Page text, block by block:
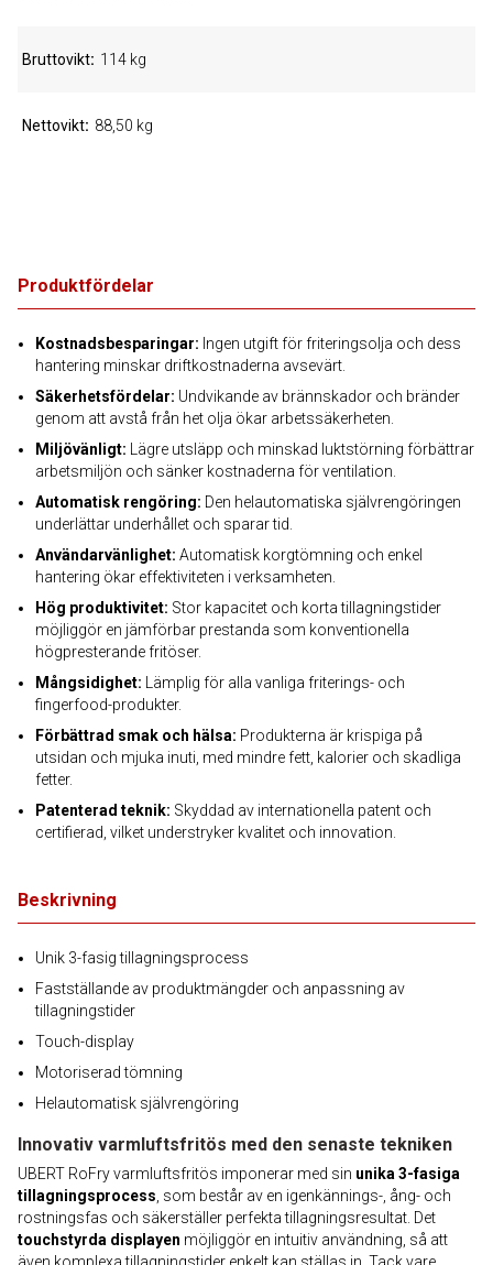
Produktfördelar
Kostnadsbesparingar: Ingen utgift för friteringsolja och dess
hantering minskar driftkostnaderna avsevärt.
Säkerhetsfördelar: Undvikande av brännskador och bränder
genom att avstå från het olja ökar arbetssäkerheten.
Miljövänligt: Lägre utsläpp och minskad luktstörning förbättrar
arbetsmiljön och sänker kostnaderna för ventilation.
Automatisk rengöring: Den helautomatiska självrengöringen
underlättar underhållet och sparar tid.
Användarvänlighet: Automatisk korgtömning och enkel
hantering ökar effektiviteten i verksamheten.
Hög produktivitet: Stor kapacitet och korta tillagningstider
möjliggör en jämförbar prestanda som konventionella
högpresterande fritöser.
Mångsidighet: Lämplig för alla vanliga friterings- och
fingerfood-produkter.
Förbättrad smak och hälsa: Produkterna är krispiga på
utsidan och mjuka inuti, med mindre fett, kalorier och skadliga
fetter.
Patenterad teknik: Skyddad av internationella patent och
certifierad, vilket understryker kvalitet och innovation.
Beskrivning
Unik 3-fasig tillagningsprocess
Fastställande av produktmängder och anpassning av
tillagningstider
Touch-display
Motoriserad tömning
Helautomatisk självrengöring
Innovativ varmluftsfritös med den senaste tekniken
UBERT RoFry varmluftsfritös imponerar med sin unika 3-fasiga
tillagningsprocess , som består av en igenkännings-, ång- och
rostningsfas och säkerställer perfekta tillagningsresultat. Det
touchstyrda displayen möjliggör en intuitiv användning, så att
Bruttovikt 114 kg
Nettovikt 88,50 kg